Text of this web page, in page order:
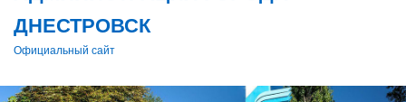
ДНЕСТРОВСК
Официальный сайт